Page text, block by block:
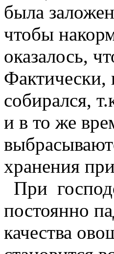
была
чтобы
оказалось,
Фактически,
собирался,
и в то же
хранения
При
постоянно
качества